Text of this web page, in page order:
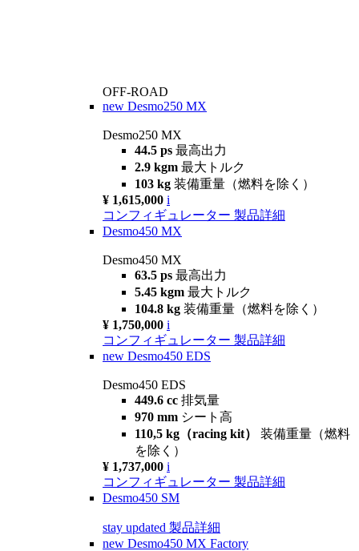
OFF-ROAD
new Desmo250 MX
Desmo250 MX
44.5 ps 最高出力
2.9 kgm 最大トルク
103 kg 装備重量（燃料を除く）
¥ 1,615,000 i
コンフィギュレーター 製品詳細
Desmo450 MX
Desmo450 MX
63.5 ps 最高出力
5.45 kgm 最大トルク
104.8 kg 装備重量（燃料を除く）
¥ 1,750,000 i
コンフィギュレーター 製品詳細
new Desmo450 EDS
Desmo450 EDS
449.6 cc 排気量
970 mm シート高
110,5 kg（racing kit） 装備重量（燃料
を除く）
¥ 1,737,000 i
コンフィギュレーター 製品詳細
Desmo450 SM
stay updated 製品詳細
new Desmo450 MX Factory